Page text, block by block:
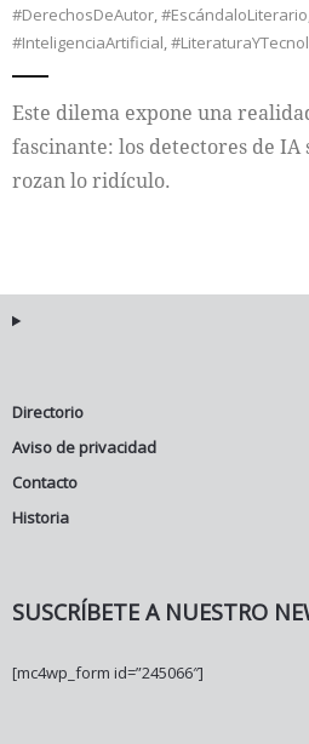
#DerechosDeAutor,#EscándaloLiterario
#InteligenciaArtificial,
Este dilema expone una
fascinante: los detectores de IA
rozan lo ridículo.
Directorio
Aviso de privacidad
Contacto
Historia
SUSCRÍBETE A NUESTRO
[mc4wp_form id=”245066″]